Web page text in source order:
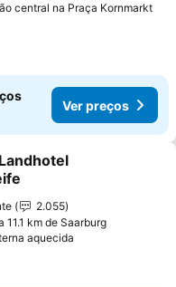
central na Praça Kornmarkt
Ver preços
aos favoritos
2.055
11.1 km de Saarburg
aquecida